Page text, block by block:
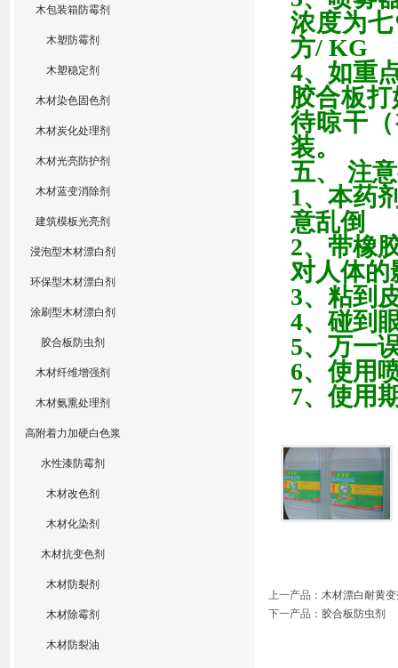
木包装箱防霉剂
木塑防霉剂
木塑稳定剂
木材染色固色剂
木材炭化处理剂
木材光亮防护剂
木材蓝变消除剂
建筑模板光亮剂
浸泡型木材漂白剂
环保型木材漂白剂
涂刷型木材漂白剂
胶合板防虫剂
木材纤维增强剂
木材氨熏处理剂
高附着力加硬白色浆
水性漆防霉剂
木材改色剂
木材化染剂
木材抗变色剂
木材防裂剂
木材除霉剂
木材防裂油
浓度为
方/ KG
4、如重
胶合板
待晾干
装。
五、
注
1、本药
意乱倒
2、带橡
对人体的
3、粘到
4、碰到
5、万一
6、使用
7、使用
上一产品 ： 木材漂白耐黄变
下一产品 ： 胶合板防虫剂